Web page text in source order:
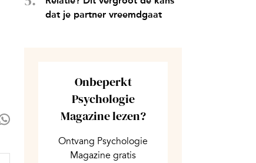
dat je partner vreemdgaat
Onbeperkt
Psychologie
Magazine lezen?
Ontvang Psychologie
Magazine gratis